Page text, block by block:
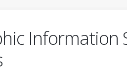
Information